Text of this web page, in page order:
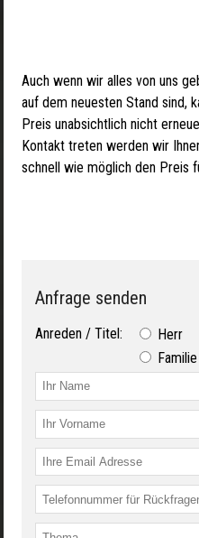
Auch wenn wir alles von uns
auf dem neuesten Stand sind,
Preis unabsichtlich nicht
Kontakt treten werden wir
schnell wie möglich den Preis
Anfrage senden
Anreden / Titel: Herr
Familie